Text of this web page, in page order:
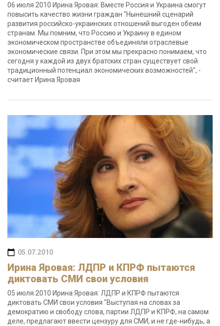
06 июля 2010 Ирина Яровая: Вместе Россия и Украина смогут
повысить качество жизни граждан "Нынешний сценарий
развития российско-украинских отношений выгоден обеим
странам. Мы помним, что Россию и Украину в едином
экономическом пространстве объединяли отраслевые
экономические связи. При этом мы прекрасно понимаем, что
сегодня у каждой из двух братских стран существует свой
традиционный потенциал экономических возможностей", -
считает Ирина Яровая
05.07.2010
Ирина Яровая: ЛДПР и КПРФ пытаются
диктовать СМИ свои условия
05 июля 2010 Ирина Яровая: ЛДПР и КПРФ пытаются
диктовать СМИ свои условия "Выступая на словах за
демократию и свободу слова, партии ЛДПР и КПРФ, на самом
деле, предлагают ввести цензуру для СМИ, и не где-нибудь, а